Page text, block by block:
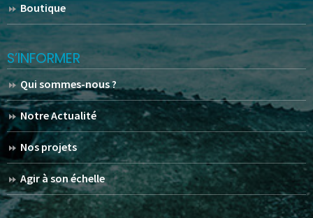
Boutique
S’INFORMER
Qui sommes-nous ?
Notre Actualité
Nos projets
Agir à son échelle